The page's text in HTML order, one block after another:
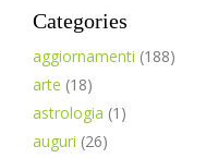
Categories
aggiornamenti (188)
arte (18)
astrologia (1)
auguri (26)